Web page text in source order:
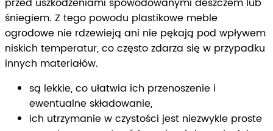
śniegiem. Z tego powodu plastikowe meble
ogrodowe nie rdzewieją ani nie pękają pod wpływem
niskich temperatur, co często zdarza się w przypadku
innych materiałów.
są lekkie, co ułatwia ich przenoszenie i
ewentualne składowanie,
ich utrzymanie w czystości jest niezwykle proste